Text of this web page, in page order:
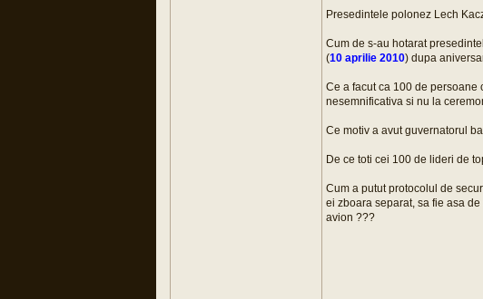
Presedintele polonez Lech
Cum de s-au hotarat
(10 aprilie 2010) dupa
Ce a facut ca 100 de
nesemnificativa si nu la
Ce motiv a avut guvernatorul
De ce toti cei 100 de lideri de
Cum a putut protocolul de
ei zboara separat, sa fie asa
avion ???